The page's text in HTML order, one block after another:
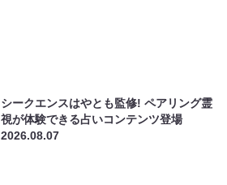
シークエンスはやとも監修! ペアリング霊
視が体験できる占いコンテンツ登場
2026.08.07